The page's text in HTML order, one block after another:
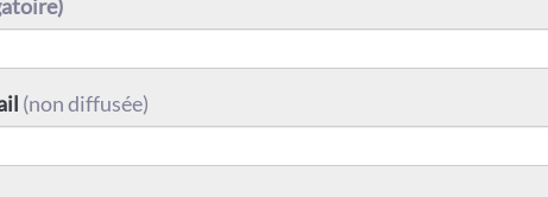
(non diffusée)